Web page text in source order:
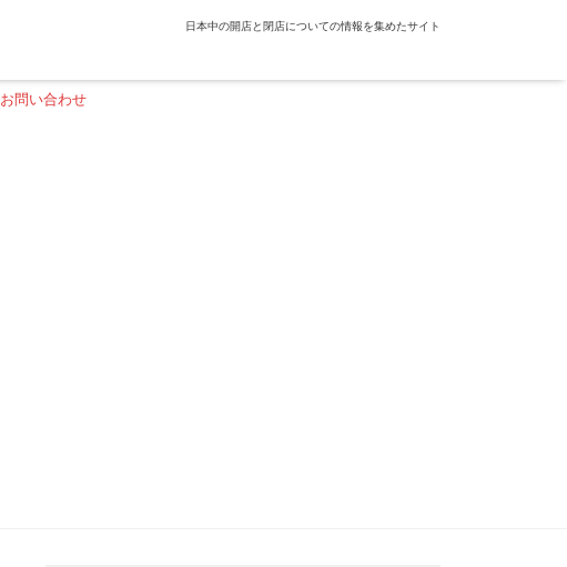
日本中の開店と閉店についての情報を集めたサイト
お問い合わせ